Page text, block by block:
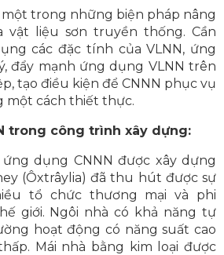
trong những biện pháp nâng
vật liệu sơn truyền thống. Cần
các đặc tính của VLNN, ứng
đẩy mạnh ứng dụng VLNN trên
tạo điều kiện để CNNN phục vụ
một cách thiết thực.
trong công trình xây dựng:
dụng CNNN được xây dựng
(Ôxtrâylia) đã thu hút được sự
tổ chức thương mại và phi
giới. Ngôi nhà có khả năng tự
hoạt động có năng suất cao
Mái nhà bằng kim loại được